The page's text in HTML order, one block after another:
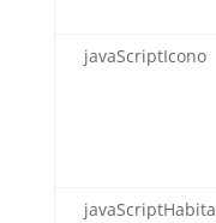
javaScriptIcono